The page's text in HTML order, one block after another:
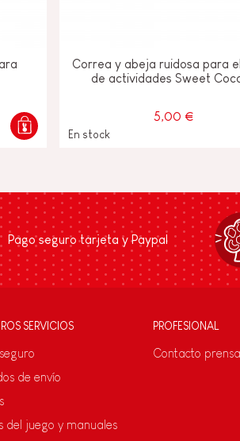
Correa y abeja ruidosa para
de actividades Sweet
5,00 €
En stock
Pago seguro tarjeta y Paypal
SERVICIOS
de envío
del juego y manuales
PROFESIONAL
Contacto prensa